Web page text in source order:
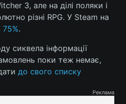
3, але на ділі поляки і
різні RPG. У Steam на
75%.
сиквела інформації
поки теж немає,
до свого списку
Реклама